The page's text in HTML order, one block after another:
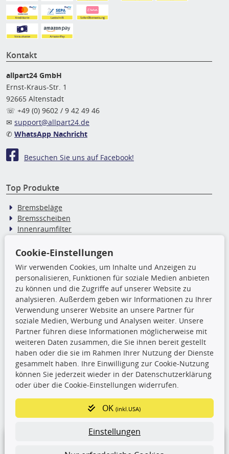
Kontakt
allpart24 GmbH
Ernst-Kraus-Str. 1
92665 Altenstadt
☏ +49 (0) 9602 / 9 42 49 46
✉ support@allpart24.de
✆ WhatsApp Nachricht
Besuchen Sie uns auf Facebook!
Top Produkte
Bremsbeläge
Bremsscheiben
Innenraumfilter
Wischerblätter
TecDoc Inside
Die hier angezeigten Daten,
insbesondere die gesamte Datenbank,
dürfen nicht kopiert werden. Es ist zu
unterlassen, die Daten oder die gesamte Datenbank ohne
vorherige Zustimmung TecDocs zu vervielfältigen, zu
verbreiten und/oder diese Handlungen durch Dritte ausführen
zu lassen. Ein Zuwiderhandeln stellt eine
Urheberrechtsverletzung dar und wird verfolgt.
Ronny’s Newsletter
Cookie-Einstellungen
Wir verwenden Cookies, um Inhalte und Anzeigen zu
personalisieren, Funktionen für soziale Medien anbieten
zu können und die Zugriffe auf unserer Website zu
analysieren. Außerdem geben wir Informationen zu Ihrer
Verwendung unserer Website an unsere Partner für
soziale Medien, Werbung und Analysen weiter. Unsere
Partner führen diese Informationen möglicherweise mit
weiteren Daten zusammen, die Sie ihnen bereit gestellt
haben oder die sie im Rahmen Ihrer Nutzung der Dienste
gesammelt haben. Ihre Einwilligung zur Cookie-Nutzung
können Sie jederzeit wieder in der Datenschutzerklärung
oder über die Cookie-Einstellungen widerrufen.
OK(inkl.USA)
Einstellungen